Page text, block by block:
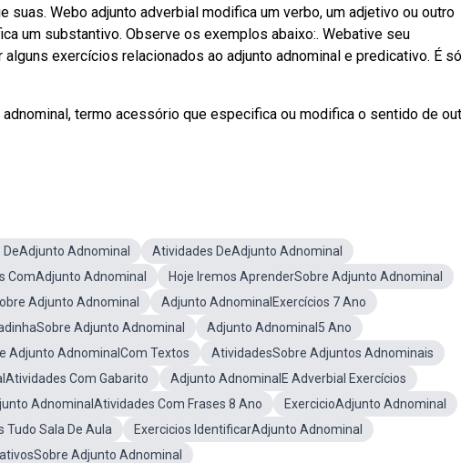
Webo adjunto adverbial modifica um verbo, um adjetivo ou outro
um substantivo. Observe os exemplos abaixo:. Webative seu
exercícios relacionados ao adjunto adnominal e predicativo. É só
termo acessório que especifica ou modifica o sentido de
Adnominal
Atividades DeAdjunto Adnominal
ComAdjunto Adnominal
Hoje Iremos AprenderSobre Adjunto Adnominal
Adjunto Adnominal
Adjunto AdnominalExercícios 7 Ano
Adjunto Adnominal
Adjunto Adnominal5 Ano
Adjunto AdnominalCom Textos
AtividadesSobre Adjuntos Adnominais
Com Gabarito
Adjunto AdnominalE Adverbial Exercícios
AdnominalAtividades Com Frases 8 Ano
ExercicioAdjunto Adnominal
Sala De Aula
Exercicios IdentificarAdjunto Adnominal
Adjunto Adnominal